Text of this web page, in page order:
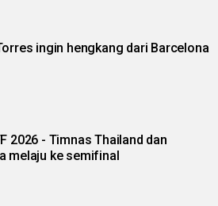
ingin hengkang dari Barcelona
2026 - Timnas Thailand dan
melaju ke semifinal